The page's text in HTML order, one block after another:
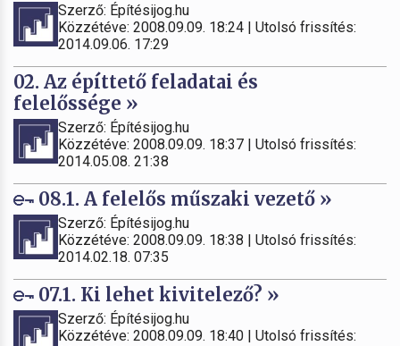
Szerző: Építésijog.hu
Közzétéve: 2008.09.09. 18:24 | Utolsó frissítés:
2014.09.06. 17:29
02. Az építtető feladatai és
felelőssége »
Szerző: Építésijog.hu
Közzétéve: 2008.09.09. 18:37 | Utolsó frissítés:
2014.05.08. 21:38
08.1. A felelős műszaki vezető »
Szerző: Építésijog.hu
Közzétéve: 2008.09.09. 18:38 | Utolsó frissítés:
2014.02.18. 07:35
07.1. Ki lehet kivitelező? »
Szerző: Építésijog.hu
Közzétéve: 2008.09.09. 18:40 | Utolsó frissítés: